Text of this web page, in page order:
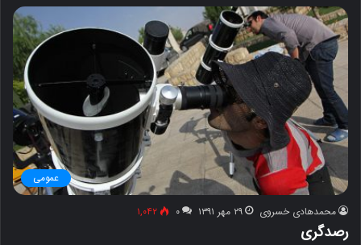
عمومی
محمدهادی خسروی ۲۹ مهر ۱۳۹۱ ۰ ۱,۰۴۲
رصدگری